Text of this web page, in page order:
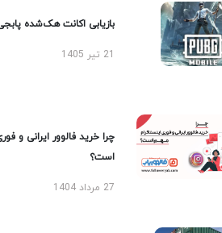
بازیابی اکانت هک‌شده پابجی
چرا خرید فالوور ایرانی و
است؟
27 مرداد 1404